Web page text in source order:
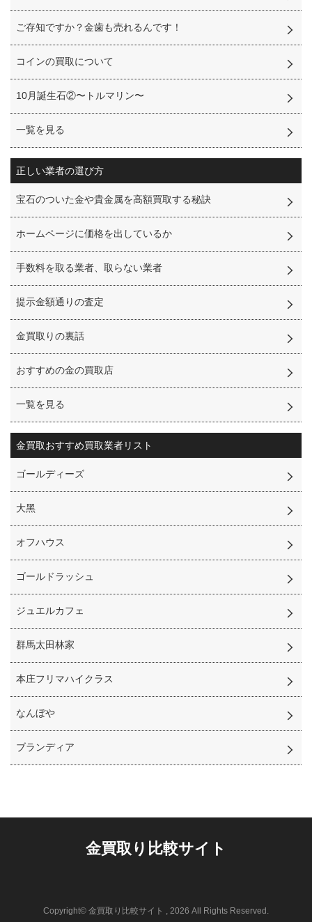
ご存知ですか？金歯も売れるんです！
コインの買取について
10月誕生石②〜トルマリン〜
一覧を見る
正しい業者の選び方
宝石のついた金や貴金属を高額買取する秘訣
ホームページに価格を出しているか
手数料を取る業者、取らない業者
提示金額通りの査定
金買取りの裏話
おすすめの金の買取店
一覧を見る
金買取おすすめ買取業者リスト
ゴールディーズ
⼤⿊
オフハウス
ゴールドラッシュ
ジュエルカフェ
群馬太田林家
本庄フリマハイクラス
なんぼや
ブランディア
金買取り比較サイト
Copyright© 金買取り比較サイト , 2026 All Rights Reserved.